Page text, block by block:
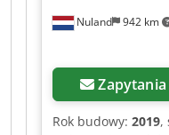
Nuland 942 km
Zapytania
Rok budowy: 2019,